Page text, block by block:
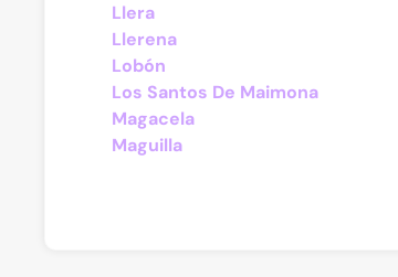
Llera
Llerena
Lobón
Los Santos De Maimona
Magacela
Maguilla